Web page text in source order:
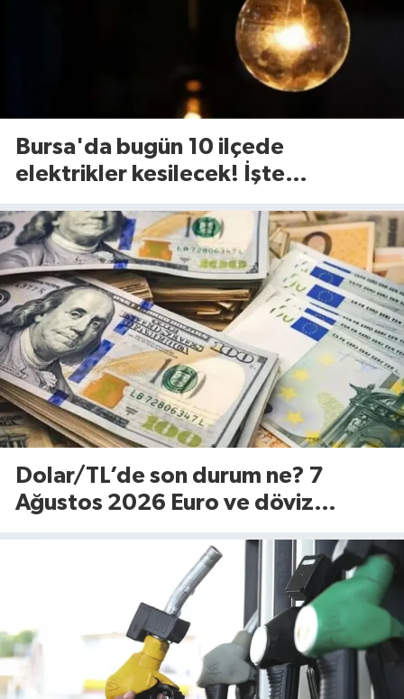
Bursa'da bugün 10 ilçede
elektrikler kesilecek! İşte
Cuma)
Dolar/TL’de son durum ne? 7
Ağustos 2026 Euro ve döviz